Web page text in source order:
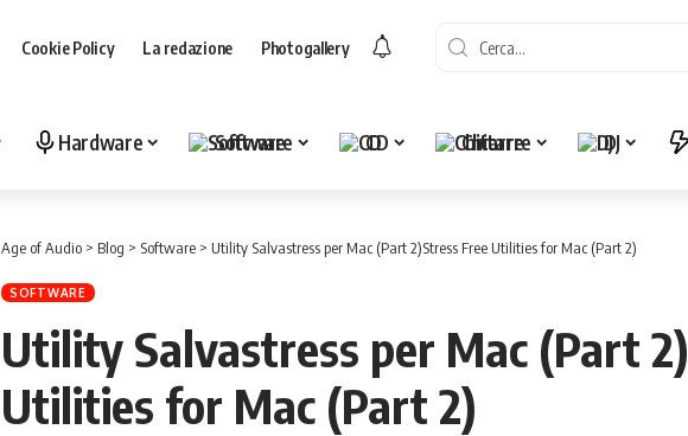
Cookie Policy La redazione Photogallery
Hardware Software CD Chitarre DJ
Age of Audio > Blog > Software > Utility Salvastress per Mac (Part 2)Stress Free Utilities for Mac (Part 2)
SOFTWARE
Utility Salvastress per Mac (Part 2)
Utilities for Mac (Part 2)